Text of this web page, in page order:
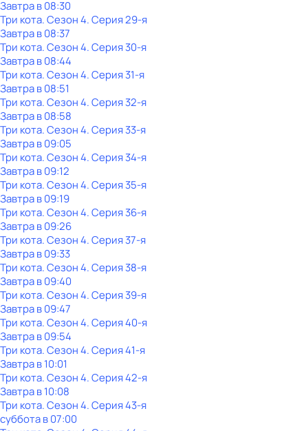
Завтра в 08:30
Три кота. Сезон 4. Серия 29-я
Завтра в 08:37
Три кота. Сезон 4. Серия 30-я
Завтра в 08:44
Три кота. Сезон 4. Серия 31-я
Завтра в 08:51
Три кота. Сезон 4. Серия 32-я
Завтра в 08:58
Три кота. Сезон 4. Серия 33-я
Завтра в 09:05
Три кота. Сезон 4. Серия 34-я
Завтра в 09:12
Три кота. Сезон 4. Серия 35-я
Завтра в 09:19
Три кота. Сезон 4. Серия 36-я
Завтра в 09:26
Три кота. Сезон 4. Серия 37-я
Завтра в 09:33
Три кота. Сезон 4. Серия 38-я
Завтра в 09:40
Три кота. Сезон 4. Серия 39-я
Завтра в 09:47
Три кота. Сезон 4. Серия 40-я
Завтра в 09:54
Три кота. Сезон 4. Серия 41-я
Завтра в 10:01
Три кота. Сезон 4. Серия 42-я
Завтра в 10:08
Три кота. Сезон 4. Серия 43-я
субботав07:00